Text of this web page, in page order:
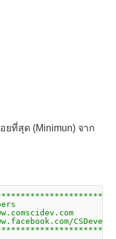
ที่สุด (Minimun) จาก